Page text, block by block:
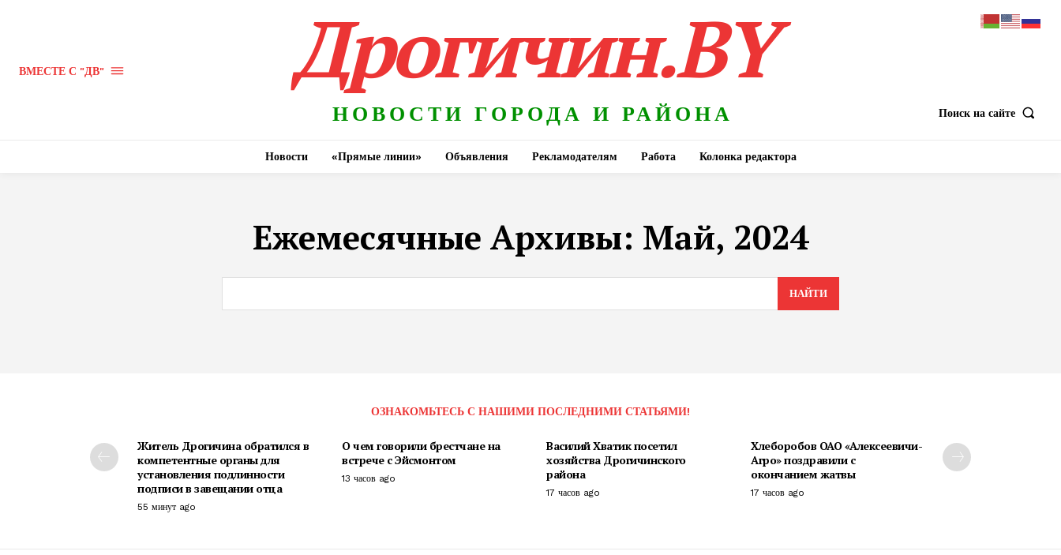
ВМЕСТЕ С "ДВ" Дрогичин.BY
НОВОСТИ ГОРОДА И РАЙОНА Поиск на сайте
Новости «Прямые линии» Объявления Рекламодателям Работа Колонка редактора
Ежемесячные Архивы: Май, 2024
НАЙТИ
ОЗНАКОМЬТЕСЬ С НАШИМИ ПОСЛЕДНИМИ СТАТЬЯМИ!
Житель Дрогичина обратился в
компетентные органы для
установления подлинности
подписи в завещании отца
55 минут ago
О чем говорили брестчане на
встрече с Эйсмонтом
13 часов ago
Василий Хватик посетил
хозяйства Дрогичинского
района
17 часов ago
Хлеборобов ОАО «Алексеевичи-
Агро» поздравили с
окончанием жатвы
17 часов ago